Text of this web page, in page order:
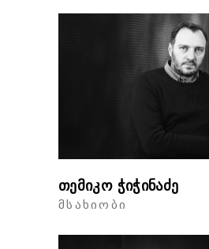
თემიკო ჭიჭინაძე
ᲛᲡᲐᲮᲘᲝᲑᲘ